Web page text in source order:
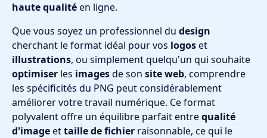
haute qualitéen ligne.
Que vous soyez un professionnel du design
cherchant le format idéal pour vos logoset
illustrations, ou simplement quelqu'un qui souhaite
optimiser les imagesde son site web, comprendre
les spécificités du PNG peut considérablement
améliorer votre travail numérique. Ce format
polyvalent offre un équilibre parfait entrequalité
d'imageettaille de fichier raisonnable, ce qui le